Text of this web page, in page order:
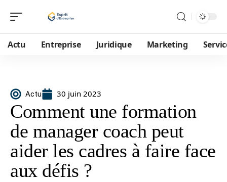
Actu Entreprise Juridique Marketing
Actu 30 juin 2023
Comment une formation
de manager coach peut
aider les cadres à faire face
aux défis ?